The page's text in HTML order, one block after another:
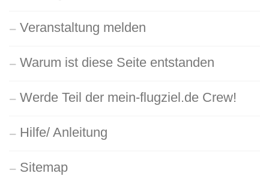
Veranstaltung melden
Warum ist diese Seite entstanden
Werde Teil der mein-flugziel.de Crew!
Hilfe/ Anleitung
Sitemap